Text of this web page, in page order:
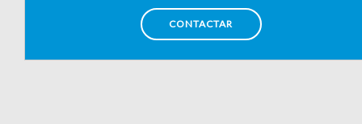
CONTACTAR